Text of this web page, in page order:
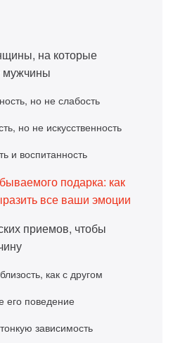
на которые
но не слабость
но не искусственность
и воспитанность
подарка: как
все ваши эмоции
приемов, чтобы
как с другом
его поведение
зависимость